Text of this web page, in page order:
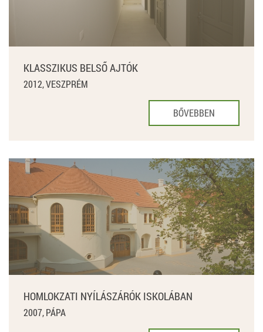
KLASSZIKUS BELSŐ AJTÓK
2012, VESZPRÉM
BŐVEBBEN
HOMLOKZATI NYÍLÁSZÁRÓK ISKOLÁBAN
2007, PÁPA